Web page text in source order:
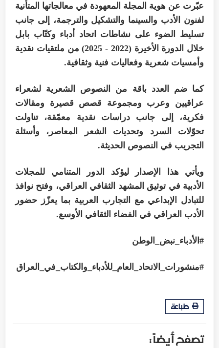
عبّرت عن هوية المجلة المعهودة في معالجاتها المتأنية
لفنون الأدب والسينما والتشكيل والترجمة، إلى جانب
تسليط الضوء على نشاطات اتحاد أدباء وكتّاب بابل
خلال الدورة الأخيرة (2022 - 2025) من ملتقيات نقدية
وأمسيات شعرية وفعاليات فنية وثقافية.
كما ضم العدد باقة من النصوص الشعرية لشعراء
عراقيين وعرب ومجموعة قصص قصيرة ومقالات
فكرية، إلى جانب دراسات نقدية معمّقة، تناولت
تحوّلات السرد وتحديات الشعر المعاصر، وأسئلة
التجريب في النصوص الحديثة.
ويأتي هذا الإصدار ليؤكد الدور المتنامي للمجلات
الأدبية في توثيق المشهد الثقافي العراقي، وفتح نوافذ
للتبادل الإبداعي مع التجارب العربية بما يعزّز حضور
الأدب العراقي في الفضاء الثقافي الأوسع.
#الأدباء_نبض_الوطن
#منشورات_الاتحاد_العام_للأدباء_والكتاب_في_العراق
طباعة
تصفح أيضاً :